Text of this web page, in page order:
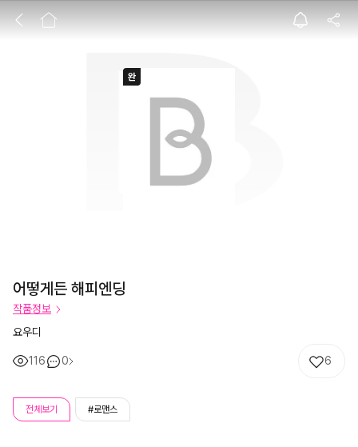
어떻게든 해피엔
어떻게든 해피엔딩
작품정보
요우디
116 0 6
전체보기 #로맨스